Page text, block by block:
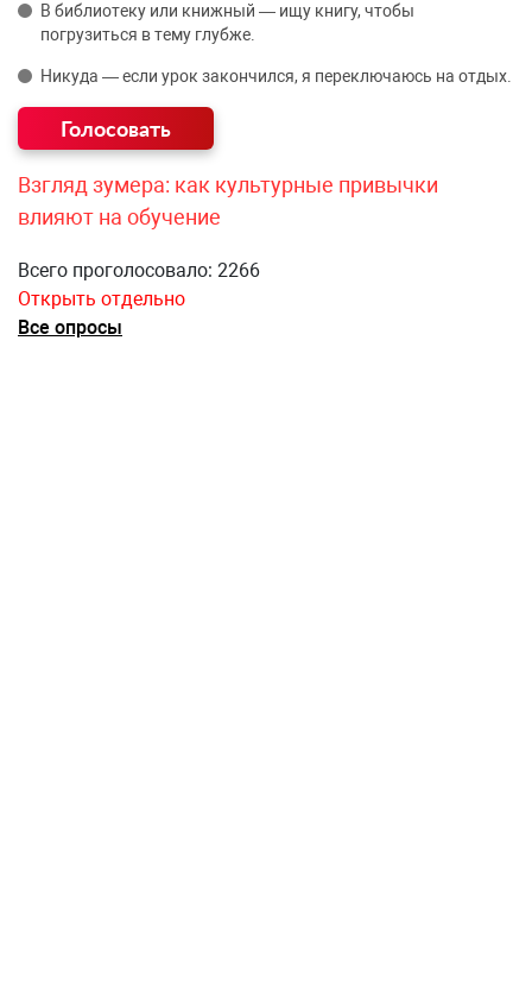
В библиотеку или книжный — ищу книгу, чтобы
погрузиться в тему глубже.
Никуда — если урок закончился, я переключаюсь на отдых.
Взгляд зумера: как культурные привычки
влияют на обучение
Всего проголосовало: 2266
Открыть отдельно
Все опросы